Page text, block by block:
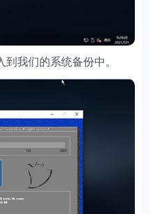
我们的系统备份中。